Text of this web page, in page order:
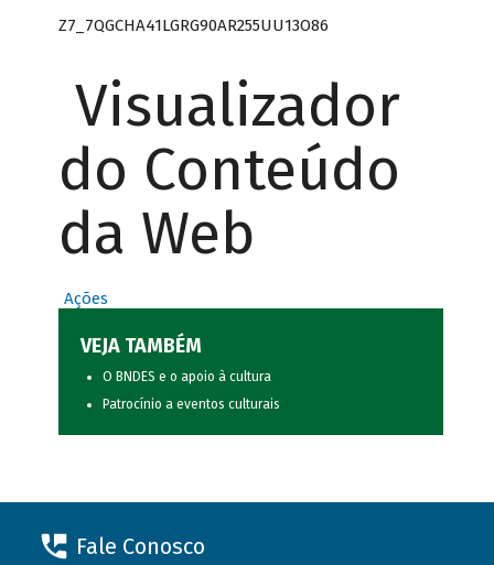
Z7_7QGCHA41LGRG90AR255UU13O86
Visualizador
do Conteúdo
da Web
Ações
VEJA TAMBÉM
O BNDES e o apoio à cultura
Patrocínio a eventos culturais
Fale Conosco